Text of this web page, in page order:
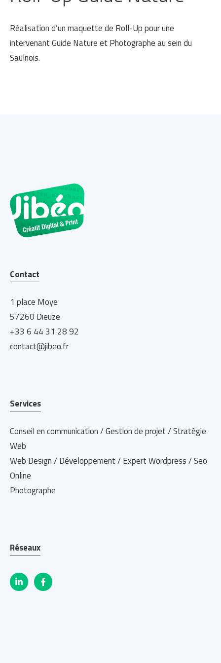
Réalisation d’un maquette de Roll-Up pour une
intervenant Guide Nature et Photographe au sein du
Saulnois.
Contact
1 place Moye
57260 Dieuze
+33 6 44 31 28 92
contact@jibeo.fr
Services
Conseil en communication / Gestion de projet / Stratégie
Web
Web Design / Développement / Expert Wordpress / Seo
Online
Photographe
Réseaux